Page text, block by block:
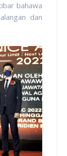
bahawa
dan